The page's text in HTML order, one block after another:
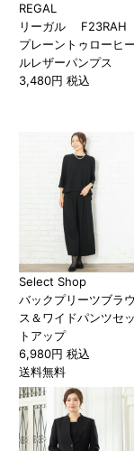
REGAL
リーガル F23RAH
プレーントゥローヒー
ルレザーパンプス
3,480円 税込
Select Shop
バックプリーツブラウ
ス＆ワイドパンツセッ
トアップ
6,980円 税込
送料無料